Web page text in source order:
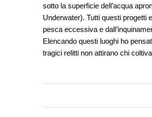
sotto la superficie dell’acqua
Underwater). Tutti questi progetti
pesca eccessiva e
Elencando questi luoghi ho
tragici relitti non attirano chi